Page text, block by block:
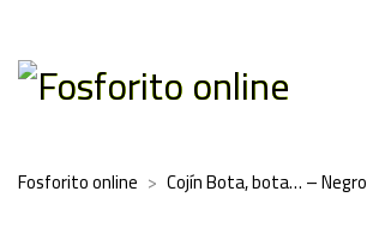
Fosforito online > Cojín Bota, bota… – Negro